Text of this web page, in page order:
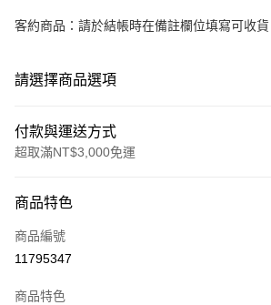
客約商品：請於結帳時在備註欄位填寫可收貨
請選擇商品選項
付款與運送方式
超取滿NT$3,000免運
信用卡一次付款
超商取貨付款
商品特色
商品編號
11795347
商品特色